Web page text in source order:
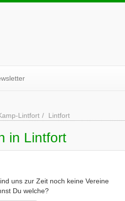
Lintfort Lintfort
in Lintfort
uns zur Zeit noch keine Vereine
Du welche?